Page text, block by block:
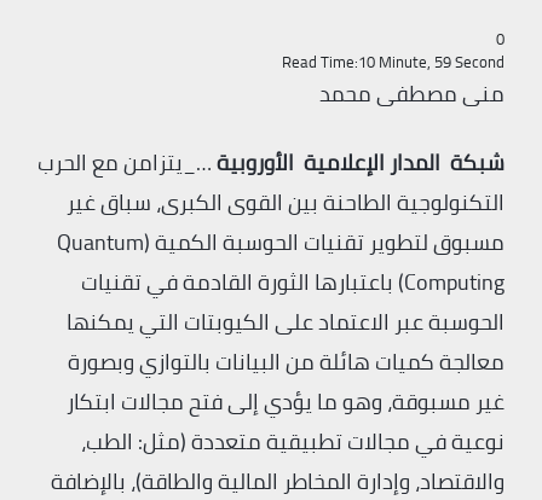
0
Read Time:10 Minute, 59 Second
منى مصطفى محمد
شبكة المدار الإعلامية الأوروبية…_يتزامن مع الحرب
التكنولوجية الطاحنة بين القوى الكبرى، سباق غير
مسبوق لتطوير تقنيات الحوسبة الكمية (Quantum
Computing) باعتبارها الثورة القادمة في تقنيات
الحوسبة عبر الاعتماد على الكيوبتات التي يمكنها
معالجة كميات هائلة من البيانات بالتوازي وبصورة
غير مسبوقة، وهو ما يؤدي إلى فتح مجالات ابتكار
نوعية في مجالات تطبيقية متعددة (مثل: الطب،
والاقتصاد، وإدارة المخاطر المالية والطاقة)، بالإضافة